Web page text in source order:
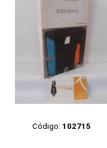
Código: 102715